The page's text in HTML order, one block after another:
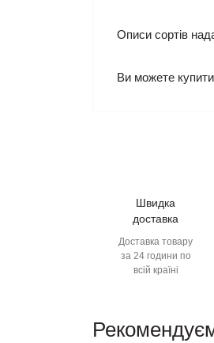
Описи сортів
Ви можете купити
Швидка
доставка
Доставка товару
за 24 години по
всій країні